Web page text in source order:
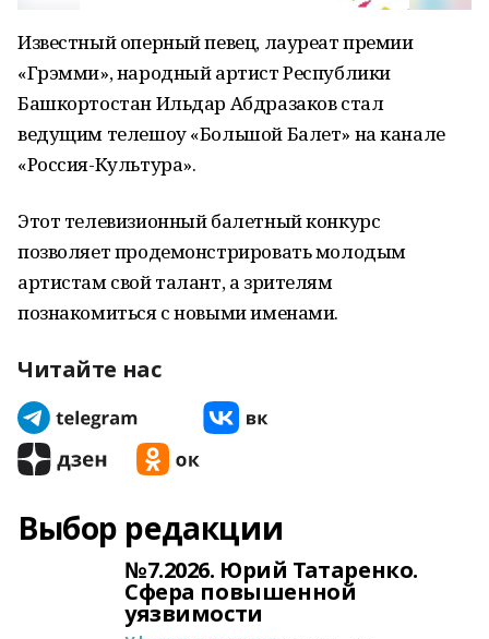
Известный оперный певец, лауреат премии
«Грэмми», народный артист Республики
Башкортостан Ильдар Абдразаков стал
ведущим телешоу «Большой Балет» на канале
«Россия-Культура».
Этот телевизионный балетный конкурс
позволяет продемонстрировать молодым
артистам свой талант, а зрителям
познакомиться с новыми именами.
Читайте нас
Выбор редакции
№7.2026. Юрий Татаренко.
Сфера повышенной
уязвимости